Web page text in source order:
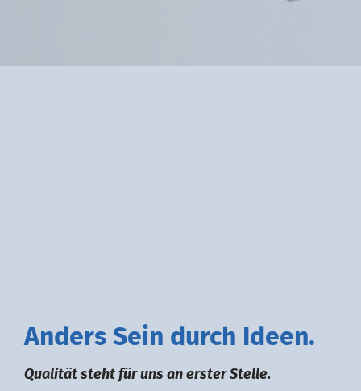
Anders Sein durch deen.
Qualität steht für uns an erster Stelle.